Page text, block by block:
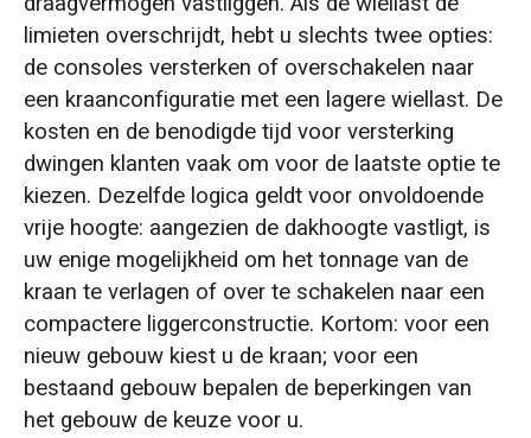
limieten overschrijdt, hebt u slechts twee opties:
de consoles versterken of overschakelen naar
een kraanconfiguratie met een lagere wiellast. De
kosten en de benodigde tijd voor versterking
dwingen klanten vaak om voor de laatste optie te
kiezen. Dezelfde logica geldt voor onvoldoende
vrije hoogte: aangezien de dakhoogte vastligt, is
uw enige mogelijkheid om het tonnage van de
kraan te verlagen of over te schakelen naar een
compactere liggerconstructie. Kortom: voor een
nieuw gebouw kiest u de kraan; voor een
bestaand gebouw bepalen de beperkingen van
het gebouw de keuze voor u.